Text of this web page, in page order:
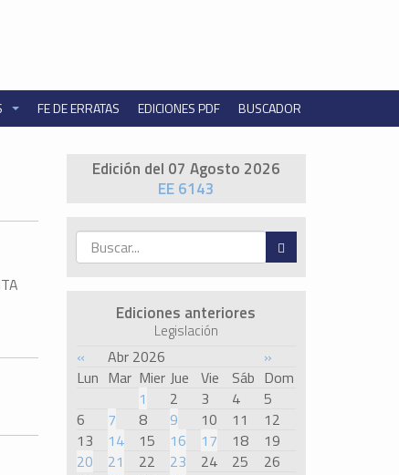
FE DE ERRATAS EDICIONES PDF BUSCADOR
Edición del 07 Agosto 2026
EE 6143
Ediciones anteriores
Legislación
« Abr 2026
»
Lun Mar Mier Jue Vie Sáb Dom
1
2 3 4
5
6
7 8 9 10 11
12
13
14 15 16 17 18
19
20
21 22 23 24 25
26